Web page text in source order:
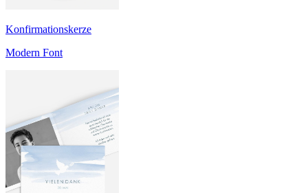
Konfirmationskerze
Modern Font